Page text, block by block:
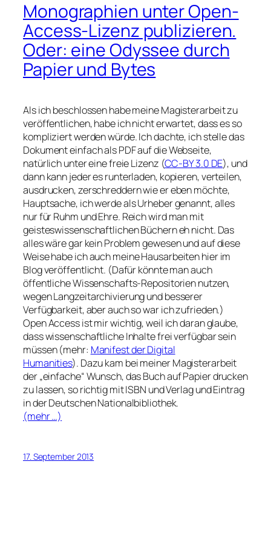
Monographien unter Open-
Access-Lizenz publizieren.
Oder: eine Odyssee durch
Papier und Bytes
Als ich beschlossen habe meine Magisterarbeit zu
veröffentlichen, habe ich nicht erwartet, dass es so
kompliziert werden würde. Ich dachte, ich stelle das
Dokument einfach als PDF auf die Webseite,
natürlich unter eine freie Lizenz (CC-BY 3.0 DE), und
dann kann jeder es runterladen, kopieren, verteilen,
ausdrucken, zerschreddern wie er eben möchte,
Hauptsache, ich werde als Urheber genannt, alles
nur für Ruhm und Ehre. Reich wird man mit
geisteswissenschaftlichen Büchern eh nicht. Das
alles wäre gar kein Problem gewesen und auf diese
Weise habe ich auch meine Hausarbeiten hier im
Blog veröffentlicht. (Dafür könnte man auch
öffentliche Wissenschafts-Repositorien nutzen,
wegen Langzeitarchivierung und besserer
Verfügbarkeit, aber auch so war ich zufrieden.)
Open Access ist mir wichtig, weil ich daran glaube,
dass wissenschaftliche Inhalte frei verfügbar sein
müssen (mehr: Manifest der Digital
Humanities). Dazu kam bei meiner Magisterarbeit
der „einfache“ Wunsch, das Buch auf Papier drucken
zu lassen, so richtig mit ISBN und Verlag und Eintrag
in der Deutschen Nationalbibliothek.
(mehr …)
17. September 2013